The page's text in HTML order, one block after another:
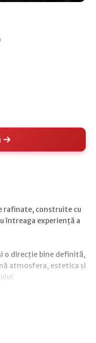
rafinate, construite cu
întreaga experiență a
o direcție bine definită,
atmosfera, estetica și
de experiență